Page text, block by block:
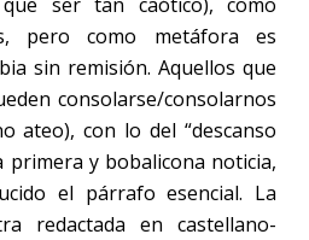
pero como metáfora es
sin remisión. Aquellos que
consolarse/consolarnos
ateo), con lo del “descanso
primera y bobalicona noticia,
el párrafo esencial. La
redactada en castellano-